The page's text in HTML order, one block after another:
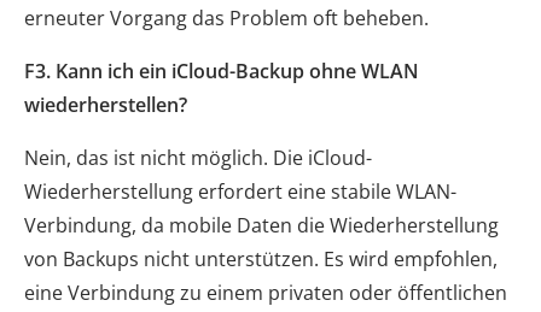
erneuter Vorgang das Problem oft beheben.
F3. Kann ich ein iCloud-Backup ohne WLAN
wiederherstellen?
Nein, das ist nicht möglich. Die iCloud-
Wiederherstellung erfordert eine stabile WLAN-
Verbindung, da mobile Daten die Wiederherstellung
von Backups nicht unterstützen. Es wird empfohlen,
eine Verbindung zu einem privaten oder öffentlichen